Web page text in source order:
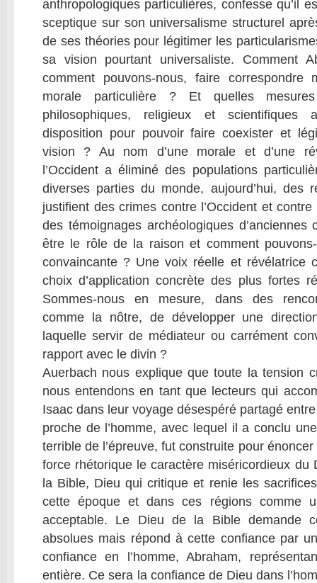
anthropologiques particulières, confesse qu’il
sceptique sur son universalisme structurel
de ses théories pour légitimer les
sa vision pourtant universaliste. Comment
comment pouvons-nous, faire correspondre
morale particulière ? Et quelles
philosophiques, religieux et scientifiques
disposition pour pouvoir faire coexister et
vision ? Au nom d’une morale et d’une
l’Occident a éliminé des populations
diverses parties du monde, aujourd’hui, des
justifient des crimes contre l’Occident et contre
des témoignages archéologiques d’anciennes
être le rôle de la raison et comment
convaincante ? Une voix réelle et révélatrice
choix d’application concrète des plus fortes
Sommes-nous en mesure, dans des
comme la nôtre, de développer une
laquelle servir de médiateur ou carrément
rapport avec le divin ?
Auerbach nous explique que toute la tension
nous entendons en tant que lecteurs qui
Isaac dans leur voyage désespéré partagé
proche de l’homme, avec lequel il a conclu
terrible de l’épreuve, fut construite pour
force rhétorique le caractère miséricordieux du
la Bible, Dieu qui critique et renie les
cette époque et dans ces régions comme
acceptable. Le Dieu de la Bible demande
absolues mais répond à cette confiance par
confiance en l’homme, Abraham,
entière. Ce sera la confiance de Dieu dans